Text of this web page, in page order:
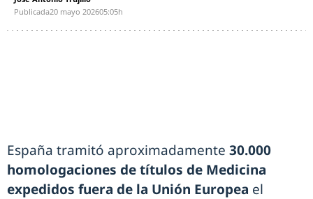
Publicada20 mayo 202605:05h
España tramitó aproximadamente 30.000
homologaciones de títulos de Medicina
expedidos fuera de la Unión Europea el